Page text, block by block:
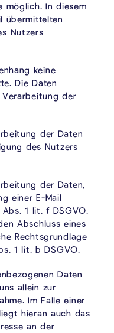
möglich. In diesem
übermittelten
Nutzers
keine
Die Daten
der
der Daten
des Nutzers
der Daten,
einer E-Mail
1 lit. f DSGVO.
Abschluss eines
Rechtsgrundlage
1 lit. b DSGVO.
Daten
allein zur
Im Falle einer
hieran auch das
an der